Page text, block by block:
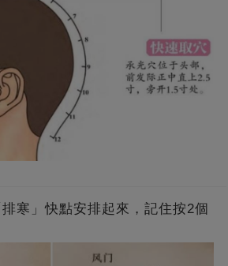
寒」快點安排起來，記住按2個